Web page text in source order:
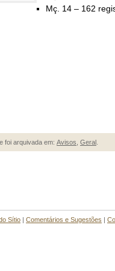
Mç. 14 – 162
foi arquivada em: Avisos Geral
Sítio | Comentários e Sugestões |